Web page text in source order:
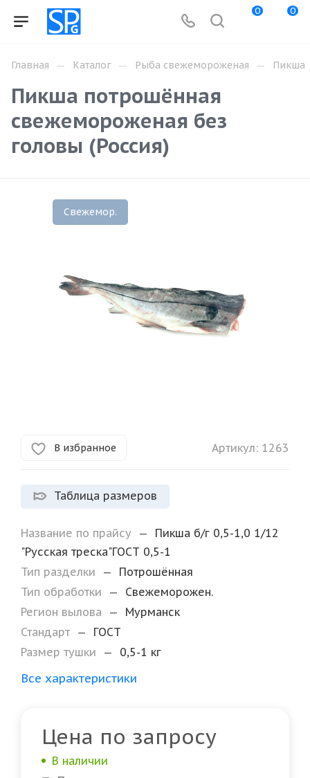
0 0
Главная — Каталог — Рыба свежемороженая — Пикша
Пикша потрошённая
свежемороженая без
головы (Россия)
Свежемор.
В избранное Артикул: 1263
Таблица размеров
Название по прайсу —
Пикша б/г 0,5-1,0 1/12
"Русская треска"ГОСТ 0,5-1
Тип разделки
—
Потрошённая
Тип обработки
—
Свежеморожен.
Регион вылова
—
Мурманск
Стандарт —
ГОСТ
Размер тушки
— 0,5-1 кг
Все характеристики
Цена по запросу
В наличии